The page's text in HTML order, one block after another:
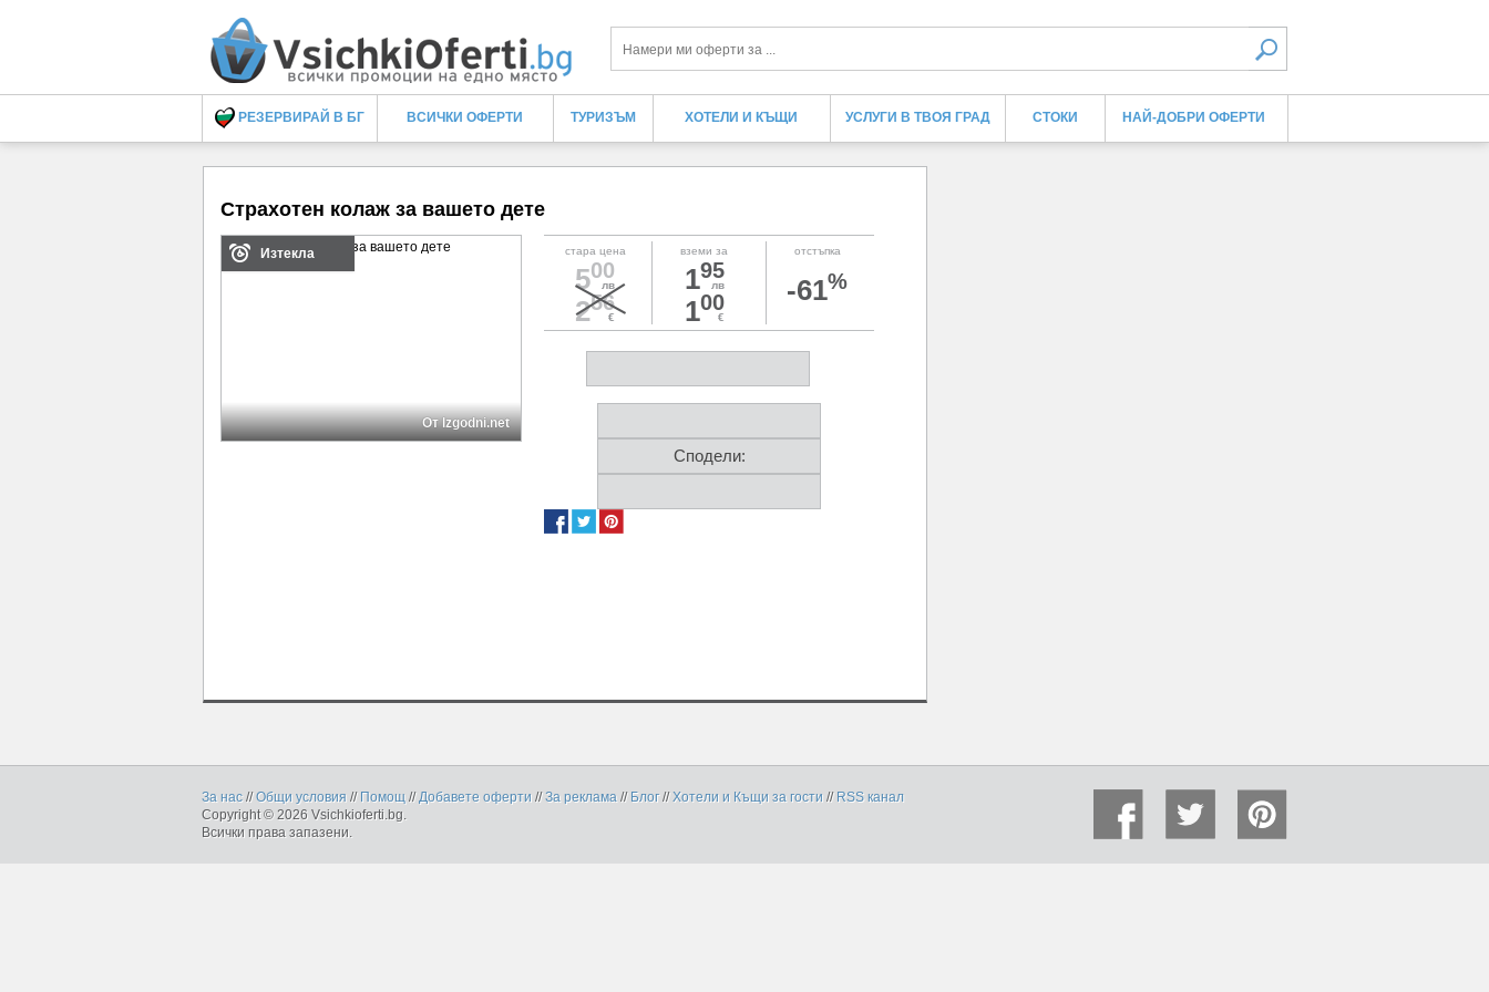
Търси
РЕЗЕРВИРАЙ В БГ ВСИЧКИ ОФЕРТИ ТУРИЗЪМ ХОТЕЛИ И КЪЩИ УСЛУГИ В ТВОЯ ГРАД СТОКИ НАЙ-ДОБРИ ОФЕРТИ
Страхотен колаж за вашето дете
Изтекла
От Izgodni.net
стара цена
500
лв
256
€
вземи за
195
лв
100
€
отстъпка
-61%
Сподели:
За нас //Общи условия // Помощ //Добавете оферти //За реклама // Блог //Хотели и Къщи за гости // RSS канал
Copyright © 2026 Vsichkioferti.bg.
Всички права запазени.